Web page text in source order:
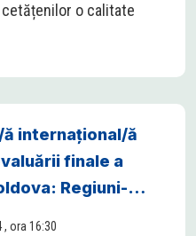
cetățenilor o calitate
internațional/ă
finale a
Regiuni-
ora 16:30